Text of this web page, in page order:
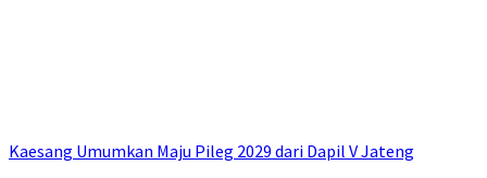
Kaesang Umumkan Maju Pileg 2029 dari Dapil V Jateng